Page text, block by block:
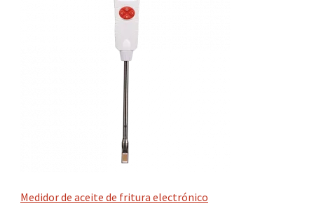
Medidor de aceite de fritura electrónico